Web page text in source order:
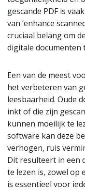
gescande PDF is
van ‘enhance
cruciaal belang om
digitale documenten
Een van de meest
het verbeteren van
leesbaarheid. Oude
inkt of die zijn
kunnen moeilijk te
software kan deze
verhogen, ruis
Dit resulteert in een
te lezen is, zowel op
is essentieel voor